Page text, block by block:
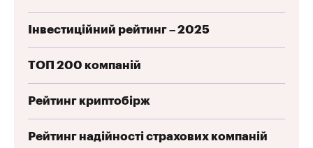
Інвестиційний рейтинг – 2025
ТОП 200 компаній
Рейтинг криптобірж
Рейтинг надійності страхових компаній